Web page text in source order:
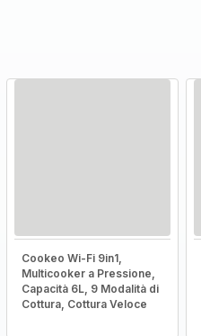
Cookeo Wi-Fi 9in1,
Multicooker a Pressione,
Capacità 6L, 9 Modalità di
Cottura, Cottura Veloce